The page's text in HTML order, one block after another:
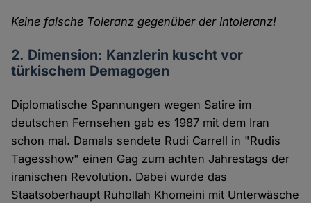
Keine falsche Toleranz gegenüber der Intoleranz!
2. Dimension: Kanzlerin kuscht vor
türkischem Demagogen
Diplomatische Spannungen wegen Satire im
deutschen Fernsehen gab es 1987 mit dem Iran
schon mal. Damals sendete Rudi Carrell in "Rudis
Tagesshow" einen Gag zum achten Jahrestags der
iranischen Revolution. Dabei wurde das
Staatsoberhaupt Ruhollah Khomeini mit Unterwäsche